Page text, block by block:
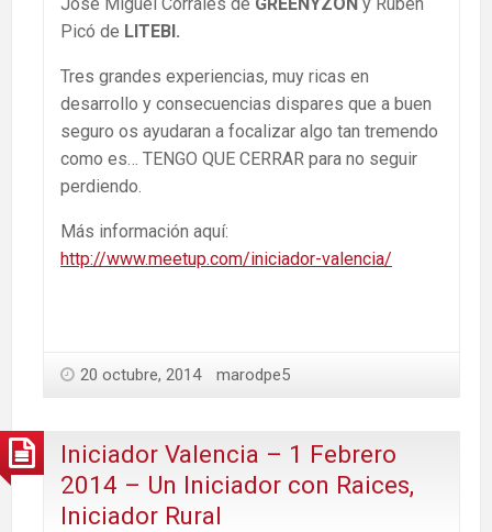
Picó de LITEBI.
Tres grandes experiencias, muy ricas en
desarrollo y consecuencias dispares que a buen
seguro os ayudaran a focalizar algo tan tremendo
como es… TENGO QUE CERRAR para no seguir
perdiendo.
Más información aquí:
http://www.meetup.com/iniciador-valencia/
20 octubre, 2014 marodpe5
Iniciador Valencia – 1 Febrero
2014 – Un Iniciador con Raices,
Iniciador Rural